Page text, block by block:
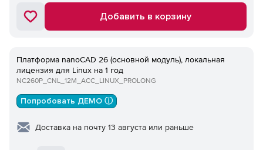
Добавить в корзину
Платформа nanoCAD 26 (основной модуль), локальная
лицензия для Linux на 1 год
NC260P_CNL_12M_ACC_LINUX_PROLONG
Попробовать ДЕМО ⓘ
Доставка на почту 13 августа или раньше